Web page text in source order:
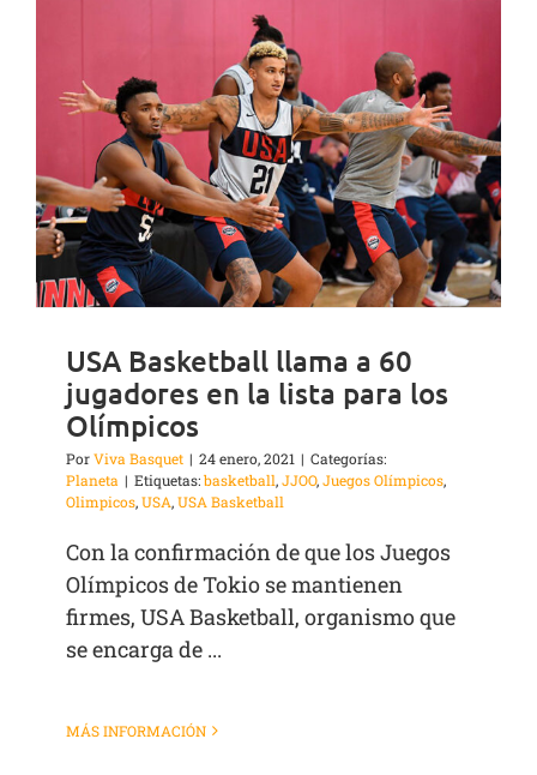
USA Basketball llama a 60
jugadores en la lista para los
Olímpicos
PorViva Basquet | 24 enero, 2021 | Categorías:
Planeta | Etiquetas:basketball,JJOO,Juegos Olímpicos,
Olimpicos,USA,USA Basketball
Con la confirmación de que los Juegos
Olímpicos de Tokio se mantienen
firmes, USA Basketball, organismo que
se encarga de ...
MÁS INFORMACIÓN